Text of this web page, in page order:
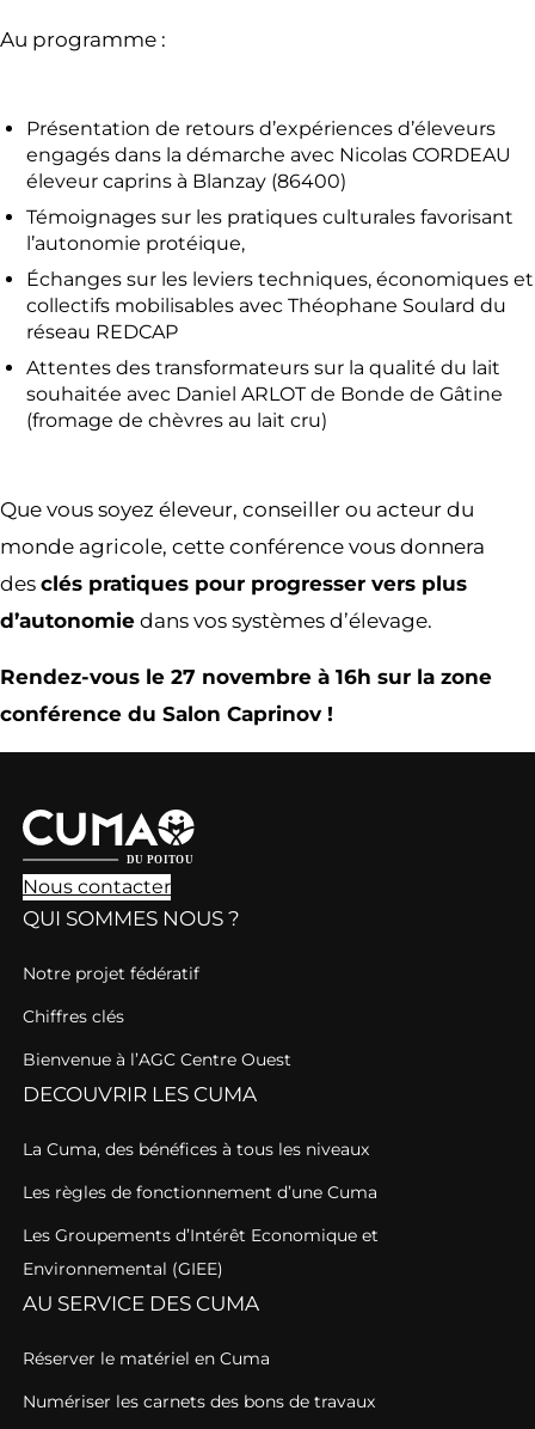
Au programme :
Présentation de retours d’expériences d’éleveurs
engagés dans la démarche avec Nicolas CORDEAU
éleveur caprins à Blanzay (86400)
Témoignages sur les pratiques culturales favorisant
l’autonomie protéique,
Échanges sur les leviers techniques, économiques et
collectifs mobilisables avec Théophane Soulard du
réseau REDCAP
Attentes des transformateurs sur la qualité du lait
souhaitée avec Daniel ARLOT de Bonde de Gâtine
(fromage de chèvres au lait cru)
Que vous soyez éleveur, conseiller ou acteur du
monde agricole, cette conférence vous donnera
des clés pratiques pour progresser vers plus
d’autonomie dans vos systèmes d’élevage.
Rendez-vous le 27 novembre à 16h sur la zone
conférence du Salon Caprinov !
Nous contacter
QUI SOMMES NOUS ?
Notre projet fédératif
Chiffres clés
Bienvenue à l’AGC Centre Ouest
DECOUVRIR LES CUMA
La Cuma, des bénéfices à tous les niveaux
Les règles de fonctionnement d’une Cuma
Les Groupements d’Intérêt Economique et
Environnemental (GIEE)
AU SERVICE DES CUMA
Réserver le matériel en Cuma
Numériser les carnets des bons de travaux